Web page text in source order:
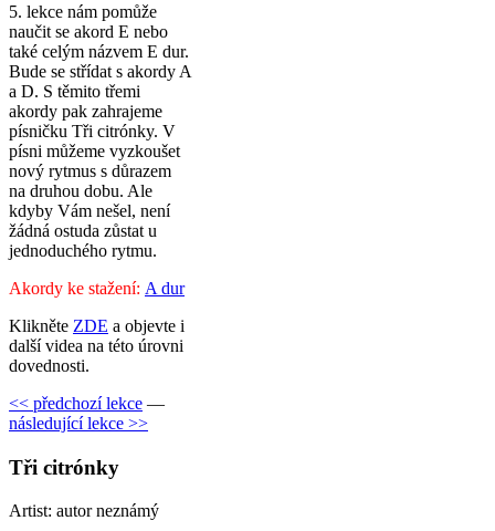
5. lekce nám pomůže
naučit se akord E nebo
také celým názvem E dur.
Bude se střídat s akordy A
a D. S těmito třemi
akordy pak zahrajeme
písničku Tři citrónky. V
písni můžeme vyzkoušet
nový rytmus s důrazem
na druhou dobu. Ale
kdyby Vám nešel, není
žádná ostuda zůstat u
jednoduchého rytmu.
Akordy ke stažení: A dur
Klikněte ZDE a objevte i
další videa na této úrovni
dovednosti.
<< předchozí lekce —
následující lekce >>
Tři citrónky
Artist: autor neznámý